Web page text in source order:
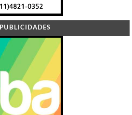
PUBLICIDADES